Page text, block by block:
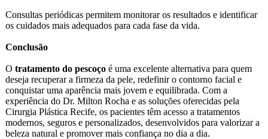
Consultas periódicas permitem monitorar os resultados e identificar
os cuidados mais adequados para cada fase da vida.
Conclusão
O tratamento do pescoço é uma excelente alternativa para quem
deseja recuperar a firmeza da pele, redefinir o contorno facial e
conquistar uma aparência mais jovem e equilibrada. Com a
experiência do Dr. Milton Rocha e as soluções oferecidas pela
Cirurgia Plástica Recife, os pacientes têm acesso a tratamentos
modernos, seguros e personalizados, desenvolvidos para valorizar a
beleza natural e promover mais confiança no dia a dia.